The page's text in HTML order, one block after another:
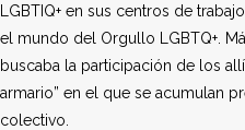
LGBTIQ+ en sus centros de
el mundo del Orgullo LGBTQ+.
buscaba la participación de los
armario” en el que se acumulan
colectivo.